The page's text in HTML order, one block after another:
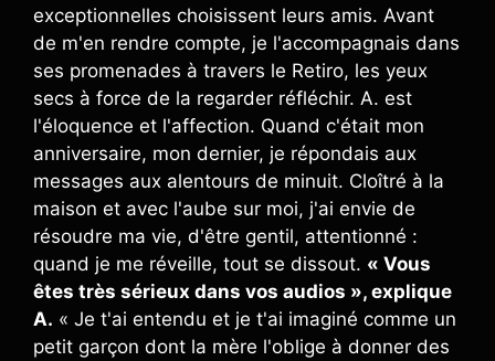
exceptionnelles choisissent leurs amis. Avant
de m'en rendre compte, je l'accompagnais dans
ses promenades à travers le Retiro, les yeux
secs à force de la regarder réfléchir. A. est
l'éloquence et l'affection. Quand c'était mon
anniversaire, mon dernier, je répondais aux
messages aux alentours de minuit. Cloîtré à la
maison et avec l'aube sur moi, j'ai envie de
résoudre ma vie, d'être gentil, attentionné :
quand je me réveille, tout se dissout. « Vous
êtes très sérieux dans vos audios », explique
A. « Je t'ai entendu et je t'ai imaginé comme un
petit garçon dont la mère l'oblige à donner des